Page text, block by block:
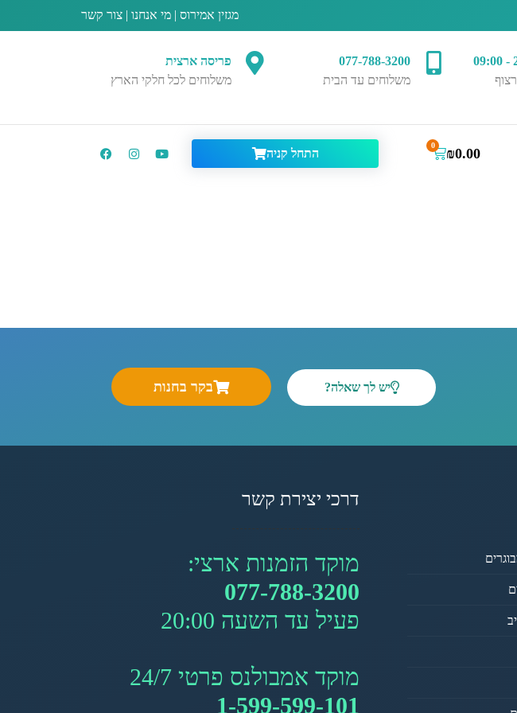
מגזין אמירוס | מי אנחנו | צור קשר
077-788-3200
משלוחים עד הבית
פריסה ארצית
משלוחים לכל חלקי הארץ
₪0.00
0
התחל קניה
יש לך שאלה? בקר בחנות
דרכי יצירת קשר
מוקד הזמנות ארצי:
077-788-3200
פעיל עד השעה 20:00
מוקד אמבולנס פרטי 24/7
1-599-599-101